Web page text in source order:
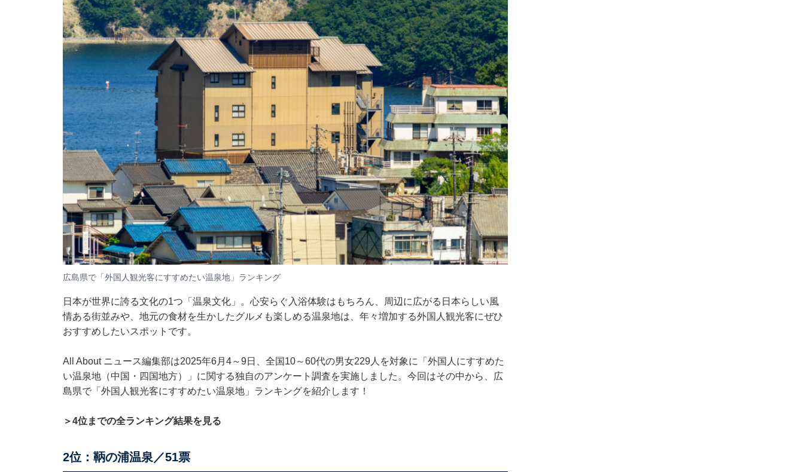
広島県で「外国人観光客にすすめたい温泉地」ランキング
日本が世界に誇る文化の1つ「温泉文化」。心安らぐ入浴体験はもちろん、周辺に広がる日本らしい風
情ある街並みや、地元の食材を生かしたグルメも楽しめる温泉地は、年々増加する外国人観光客にぜひ
おすすめしたいスポットです。
All About ニュース編集部は2025年6月4～9日、全国10～60代の男女229人を対象に「外国人にすすめた
い温泉地（中国・四国地方）」に関する独自のアンケート調査を実施しました。今回はその中から、広
島県で「外国人観光客にすすめたい温泉地」ランキングを紹介します！
＞4位までの全ランキング結果を見る
2位：鞆の浦温泉／51票